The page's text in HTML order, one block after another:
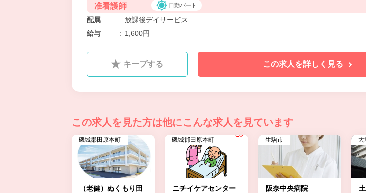
准看護師 日勤パート
配属 : 放課後デイサービス
給与
: 1,600円
キープする この求人を詳しく見る
この求人を見た方は他にこんな求人を見ています
磯城郡田原本町
（老健）ぬくもり田
磯城郡田原本町
ニチイケアセンター
生駒市
阪奈中央病院
大